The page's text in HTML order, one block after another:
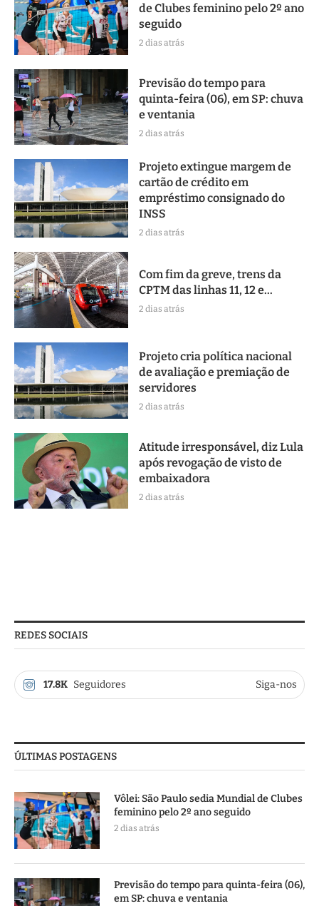
de Clubes feminino pelo 2º ano
seguido
2 dias atrás
Previsão do tempo para
quinta-feira (06), em SP: chuva
e ventania
2 dias atrás
Projeto extingue margem de
cartão de crédito em
empréstimo consignado do
INSS
2 dias atrás
Com fim da greve, trens da
CPTM das linhas 11, 12 e...
2 dias atrás
Projeto cria política nacional
de avaliação e premiação de
servidores
2 dias atrás
Atitude irresponsável, diz Lula
após revogação de visto de
embaixadora
2 dias atrás
REDES SOCIAIS
17.8K Seguidores Siga-nos
ÚLTIMAS POSTAGENS
Vôlei: São Paulo sedia Mundial de Clubes
feminino pelo 2º ano seguido
2 dias atrás
Previsão do tempo para quinta-feira (06),
em SP: chuva e ventania